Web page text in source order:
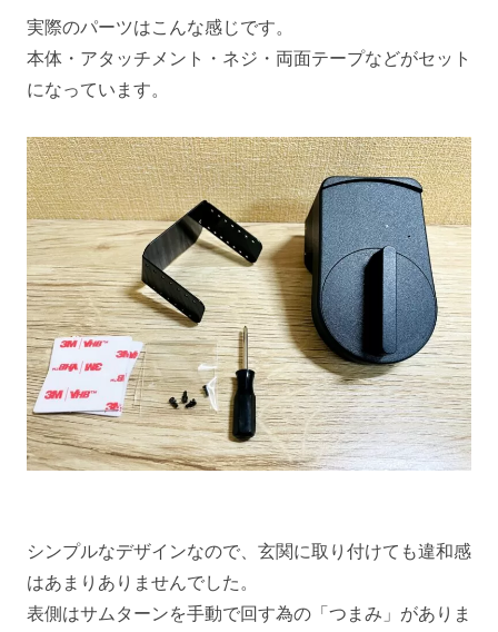
実際のパーツはこんな感じです。
本体・アタッチメント・ネジ・両面テープなどがセット
になっています。
シンプルなデザインなので、玄関に取り付けても違和感
はあまりありませんでした。
表側はサムターンを手動で回す為の「つまみ」がありま